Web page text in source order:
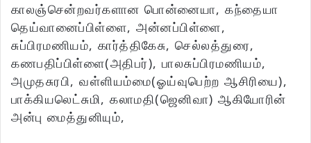
காலஞ்சென்றவர்களான பொன்னையா, கந்தையா
தெய்வானைப்பிள்ளை, அன்னப்பிள்ளை,
சுப்பிரமணியம், கார்த்திகேசு, செல்லத்துரை,
கணபதிப்பிள்ளை(அதிபர்), பாலசுப்பிரமணியம்,
அமுதசுரபி, வள்ளியம்மை(ஓய்வுபெற்ற ஆசிரியை),
பாக்கியலெட்சுமி, கலாமதி(ஜெனிவா) ஆகியோரின்
அன்பு மைத்துனியும்,